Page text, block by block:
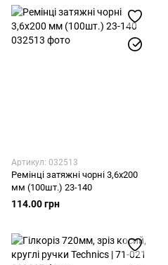
Артикул: 032513
Ремінці затяжні чорні 3,6х200
мм (100шт.) 23-140
114.00 грн